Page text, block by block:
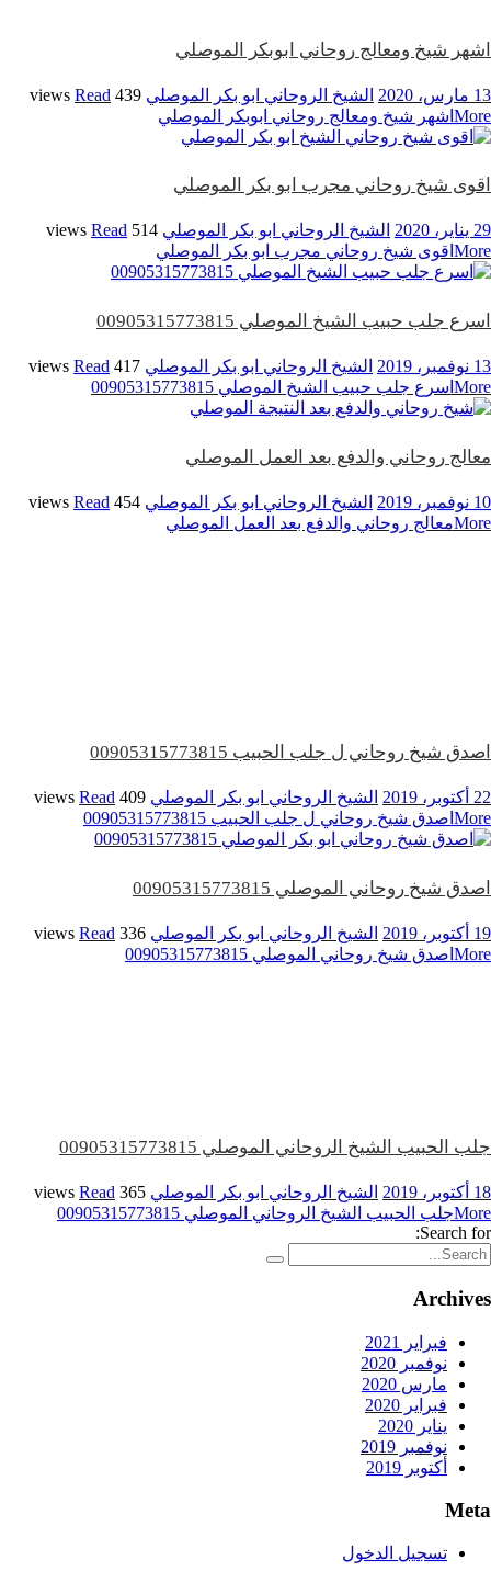
اشهر شيخ ومعالج روحاني ابوبكر الموصلي
13 مارس، 2020 الشيخ الروحاني ابو بكر الموصلي 439 views
Read
More اشهر شيخ ومعالج روحاني ابوبكر الموصلي
اقوى شيخ روحاني مجرب ابو بكر الموصلي
29 يناير، 2020 الشيخ الروحاني ابو بكر الموصلي 514 views
Read
More اقوى شيخ روحاني مجرب ابو بكر الموصلي
اسرع جلب حبيب الشيخ الموصلي 00905315773815
13 نوفمبر، 2019 الشيخ الروحاني ابو بكر الموصلي 417 views
Read
More اسرع جلب حبيب الشيخ الموصلي 00905315773815
معالج روحاني والدفع بعد العمل الموصلي
10 نوفمبر، 2019 الشيخ الروحاني ابو بكر الموصلي 454 views
Read
Moreمعالج روحاني والدفع بعد العمل الموصلي
اصدق شيخ روحاني ل جلب الحبيب 00905315773815
22 أكتوبر، 2019 الشيخ الروحاني ابو بكر الموصلي 409 views
Read
More اصدق شيخ روحاني ل جلب الحبيب 00905315773815
اصدق شيخ روحاني الموصلي 00905315773815
19 أكتوبر، 2019 الشيخ الروحاني ابو بكر الموصلي 336 views
Read
More اصدق شيخ روحاني الموصلي 00905315773815
جلب الحبيب الشيخ الروحاني الموصلي 00905315773815
18 أكتوبر، 2019 الشيخ الروحاني ابو بكر الموصلي 365 views
Read
Moreجلب الحبيب الشيخ الروحاني الموصلي 00905315773815
Search for:
Archives
فبراير 2021
نوفمبر 2020
مارس 2020
فبراير 2020
يناير 2020
نوفمبر 2019
أكتوبر 2019
Meta
تسجيل الدخول